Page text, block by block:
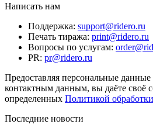
Написать нам
Поддержка: support@ridero.ru
Печать тиража: print@ridero.ru
Вопросы по услугам:
PR: pr@ridero.ru
Предоставляя персональные
контактным данным, вы даёте своё
определенных Политикой
Последние новости